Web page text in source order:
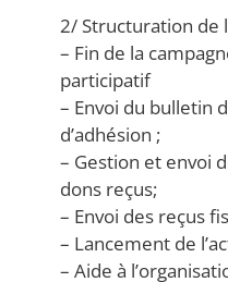
2/ Structuration de
– Fin de la
participatif
– Envoi du bulletin
d’adhésion ;
– Gestion et envoi
dons reçus;
– Envoi des reçus
– Lancement de
– Aide à